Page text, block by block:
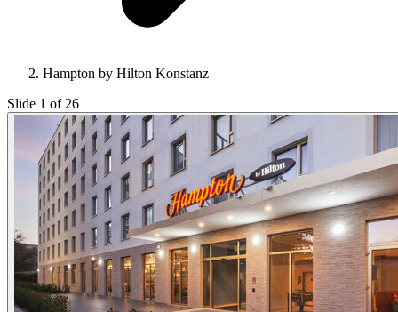
Hampton by Hilton Konstanz
Slide 1 of 26